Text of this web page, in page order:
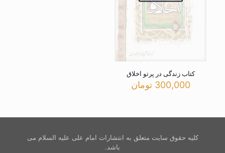
کتاب زندگی در پرتو اخلاق
300,000 تومان
کلیه حقوق سایت متعلق به انتشارات امام علی علیه السلام می
باشد.